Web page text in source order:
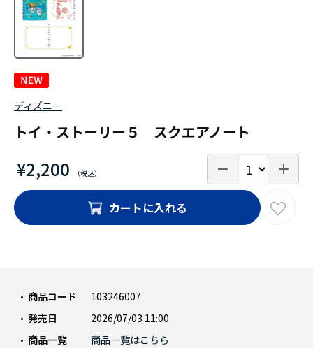
ディズニー
トイ・ストーリー５ スクエアノート
¥2,200
商品コード
103246007
発売日
2026/07/03 11:00
商品一覧
商品一覧はこちら
カートに入れる